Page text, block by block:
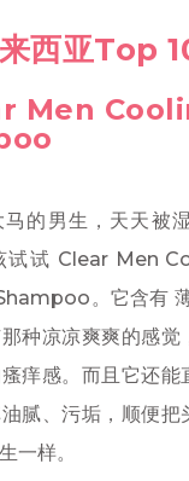
西亚Top
Men
的男生，天天被
试试 Clear Men
。它含有
那种凉凉爽爽的感
痒感。而且它还
腻、污垢，顺便
一样。